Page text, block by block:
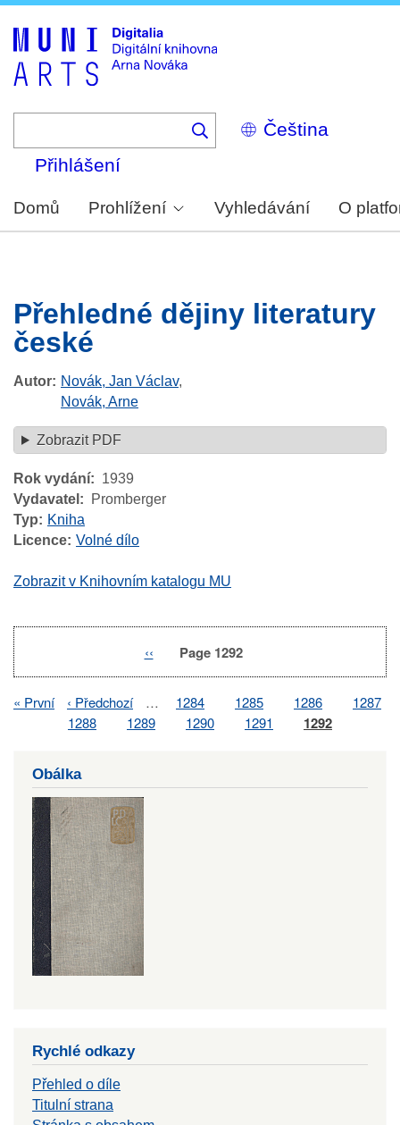
Select
your
Přihlášení
Domů Prohlížení Vyhledávání O
Přehledné dějiny literatury
české
Autor Novák, Jan Václav,
Novák, Arne
Zobrazit PDF
Rok vydání
1939
Vydavatel
Promberger
Typ
Kniha
Licence Volné dílo
Zobrazit v Knihovním katalogu MU
Previous
‹‹ Page 1292
Pagination
First
« První
Previous
page
‹ Předchozí … Page
1284 Page
1285 Page
1286 Page
1287
Page
1288 Page
1289 Page
1290 Page
1291 Page
1292
Obálka
Rychlé odkazy
Přehled o díle
Titulní strana